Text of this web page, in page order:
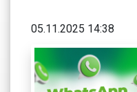
05.11.2025 14:38